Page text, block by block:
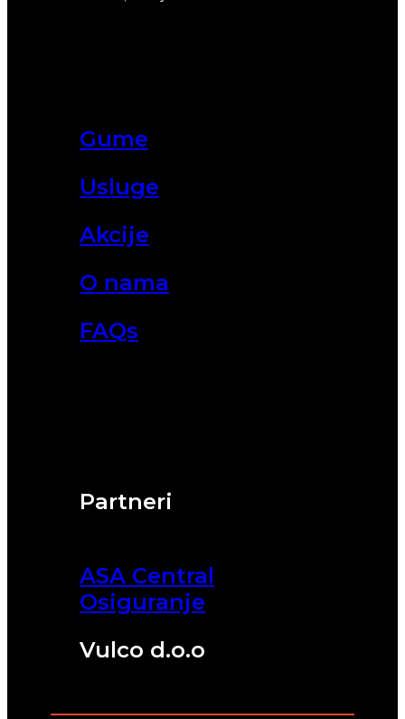
Partneri
ASA Central
Osiguranje
Vulco d.o.o
Gume
Usluge
Akcije
O nama
FAQs